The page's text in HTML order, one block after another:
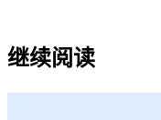
继续阅读